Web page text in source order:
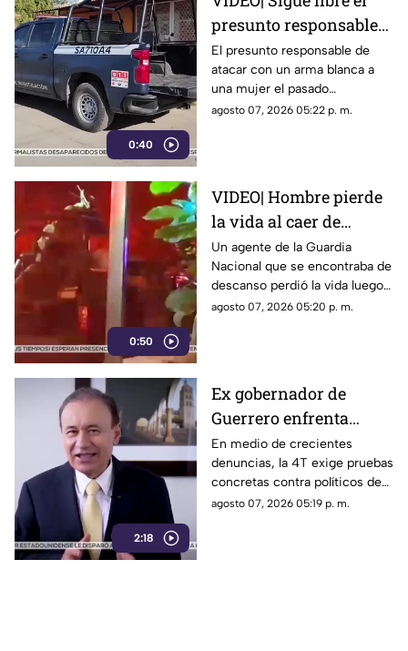
0:40
presunto responsable
de atacar con arma
blanca a una mujer en
Los Mochis
El presunto responsable de
atacar con un arma blanca a
una mujer el pasado
miércoles, dentro de una
agosto 07, 2026 05:22 p. m.
0:50
VIDEO| Hombre pierde
la vida al caer de
acantilado en el Paseo
del Centenario en
Mazatlán
Un agente de la Guardia
Nacional que se encontraba de
descanso perdió la vida luego
de caer desde el Paseo del
agosto 07, 2026 05:20 p. m.
2:18
Ex gobernador de
Guerrero enfrenta
cargos: ¿Qué pruebas
hay sobre su relación
con el caso Ayotzinapa?
En medio de crecientes
denuncias, la 4T exige pruebas
concretas contra políticos de
Morena, mientras avanza en la
agosto 07, 2026 05:19 p. m.